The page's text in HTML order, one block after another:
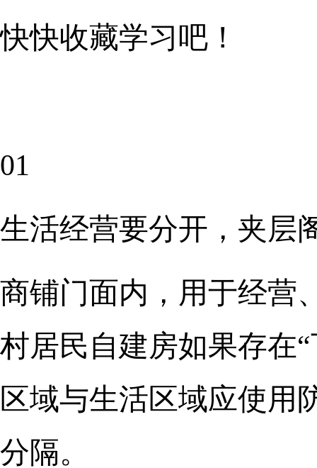
快快收藏学习吧！
01
生活经营要分开，夹层
商铺门面内，用于经营
村居民自建房如果存在
区域与生活区域应使用
分隔。